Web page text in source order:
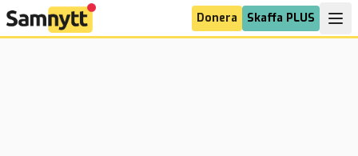
Donera Skaffa PLUS